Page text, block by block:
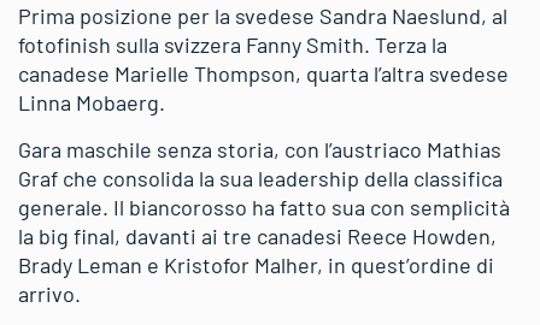
Prima posizione per la svedese Sandra Naeslund, al
fotofinish sulla svizzera Fanny Smith. Terza la
canadese Marielle Thompson, quarta l’altra svedese
Linna Mobaerg.
Gara maschile senza storia, con l’austriaco Mathias
Graf che consolida la sua leadership della classifica
generale. Il biancorosso ha fatto sua con semplicità
la big final, davanti ai tre canadesi Reece Howden,
Brady Leman e Kristofor Malher, in quest’ordine di
arrivo.